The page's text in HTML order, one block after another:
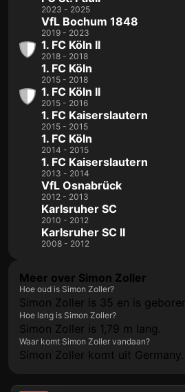
2023 - 2025
VfL Bochum 1848
2019 - 2023
1. FC Köln II
2018 - 2018
1. FC Köln
2015 - 2018
1. FC Köln II
2015 - 2016
1. FC Kaiserslautern
2015 - 2015
1. FC Köln
2014 - 2015
1. FC Kaiserslautern
2013 - 2014
VfL Osnabrück
2012 - 2013
Karlsruher SC
2010 - 2012
Karlsruher SC II
2008 - 2012
Meer over Simon Zoller
Hoe oud is Simon Zoller?
Simon Zoller is 35 en is
Hoe lang is Simon Zoller?
Simon Zoller is 1,79 m lang.
Waar komt Simon Zoller vandaan?
Simon Zoller komt uit Germany.